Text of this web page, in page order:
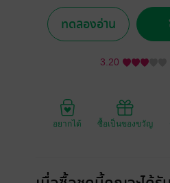
ทดลองอ่าน
3.20
อยากได้ ซื้อเป็นของขวัญ